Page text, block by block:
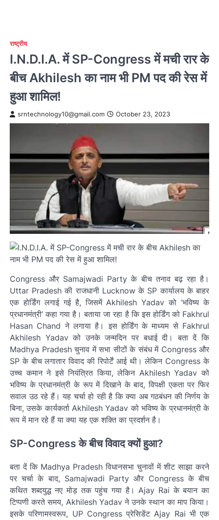
राष्ट्रीय
I.N.D.I.A. में SP-Congress में मची रार के
बीच Akhilesh का नाम भी PM पद की रेस में
हुआ शामिल!
srntechnology10@gmail.com October 23, 2023
Congress और Samajwadi Party के बीच तनाव बढ़ रहा है।
Uttar Pradesh की राजधानी Lucknow के SP कार्यालय के बाहर
एक होर्डिंग लगाई गई है, जिसमें Akhilesh Yadav को ‘भविष्य के
प्रधानमंत्री’ कहा गया है। बताया जा रहा है कि इस होर्डिंग को Fakhrul
Hasan Chand ने लगाया है। इस होर्डिंग के माध्यम से Fakhrul
Akhilesh Yadav को उनके जन्मदिन पर बधाई दी। बता दें कि
Madhya Pradesh चुनाव में सभा सीटों के संबंध में Congress और
SP के बीच लगातार विवाद की रिपोर्टें आई थी। लेकिन Congress के
उच्च कमान ने इसे नियंत्रित किया, लेकिन Akhilesh Yadav को
भविष्य के प्रधानमंत्री के रूप में दिखाने के बाद, विपक्षी एकता पर फिर
सवाल उठ रहे हैं। यह चर्चा हो रही है कि क्या अब गठबंधन की निर्णय के
बिना, उसके कार्यकर्ता Akhilesh Yadav को भविष्य के प्रधानमंत्री के
रूप में मान रहे हैं या क्या यह एक शक्ति का प्रदर्शन है।
SP-Congress के बीच विवाद क्यों हुआ?
बता दें कि Madhya Pradesh विधानसभा चुनावों में शीट साझा करने
पर चर्चा के बाद, Samajwadi Party और Congress के बीच
कथित शब्दयुद्ध नए मोड़ तक पहुंच गया है। Ajay Rai के बयान का
टिप्पणी करते समय, Akhilesh Yadav ने उनके स्थान का माप किया।
इसके परिणामस्वरूप, UP Congress प्रेसिडेंट Ajay Rai भी एक